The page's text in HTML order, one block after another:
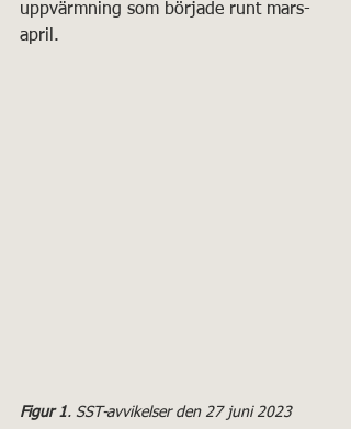
uppvärmning som började runt mars-
april.
Figur 1. SST-avvikelser den 27 juni 2023